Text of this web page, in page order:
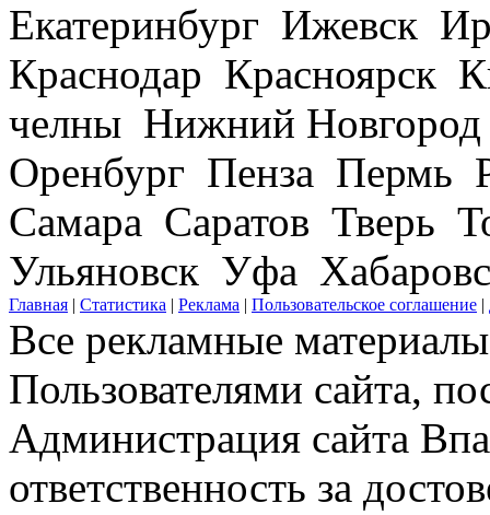
Екатеринбург Ижевск
Краснодар Красноярск
челны Нижний
Оренбург Пенза Пермь
Самара Саратов Тверь
Ульяновск Уфа
Главная | Статистика | Реклама | Пользовательское соглашение |
Все рекламные
Пользователями сайта,
Администрация сайта
ответственность за